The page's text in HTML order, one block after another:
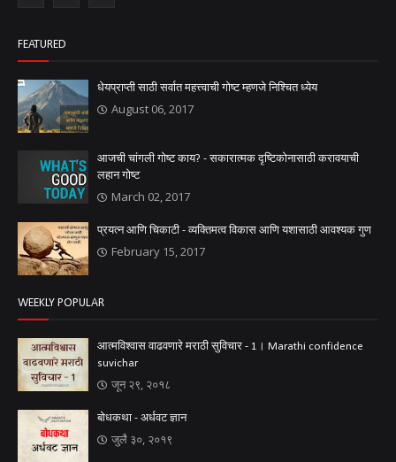
FEATURED
धेयप्राप्ती साठी सर्वात महत्त्वाची गोष्ट म्हणजे निश्चित ध्येय
August 06, 2017
आजची चांगली गोष्ट काय? - सकारात्मक दृष्टिकोनासाठी करावयाची
लहान गोष्ट
March 02, 2017
प्रयत्न आणि चिकाटी - व्यक्तिमत्व विकास आणि यशासाठी आवश्यक गुण
February 15, 2017
WEEKLY POPULAR
आत्मविश्वास वाढवणारे मराठी सुविचार - 1। Marathi confidence
suvichar
जून २९, २०१८
बोधकथा - अर्धवट ज्ञान
जुलै ३०, २०१९